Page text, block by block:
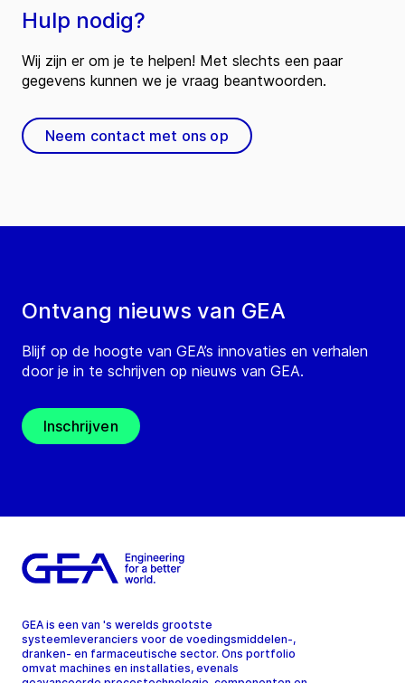
Ontvang nieuws van GEA
Blijf op de hoogte van GEA’s innovaties en verhalen
door je in te schrijven op nieuws van GEA.
Inschrijven
Hulp nodig?
Wij zijn er om je te helpen! Met slechts een paar
gegevens kunnen we je vraag beantwoorden.
Neem contact met ons op
GEA is een van 's werelds grootste
systeemleveranciers voor de voedingsmiddelen-,
dranken- en farmaceutische sector. Ons portfolio
omvat machines en installaties, evenals